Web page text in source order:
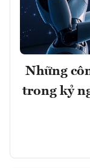
Những
trong kỷ